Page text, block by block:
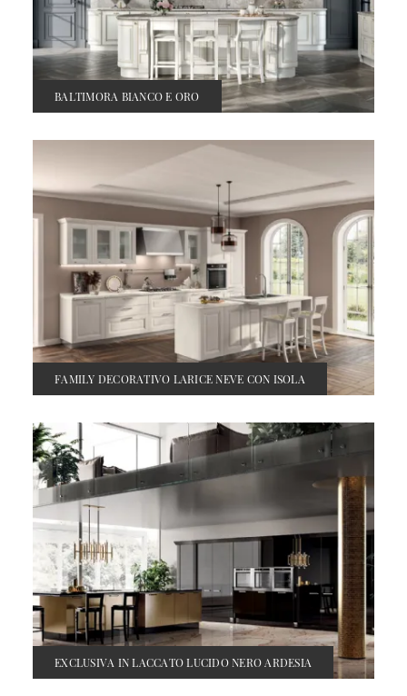
BALTIMORA BIANCO E ORO
FAMILY DECORATIVO LARICE NEVE CON ISOLA
EXCLUSIVA IN LACCATO LUCIDO NERO ARDESIA